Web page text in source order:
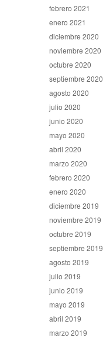
febrero 2021
enero 2021
diciembre 2020
noviembre 2020
octubre 2020
septiembre 2020
agosto 2020
julio 2020
junio 2020
mayo 2020
abril 2020
marzo 2020
febrero 2020
enero 2020
diciembre 2019
noviembre 2019
octubre 2019
septiembre 2019
agosto 2019
julio 2019
junio 2019
mayo 2019
abril 2019
marzo 2019